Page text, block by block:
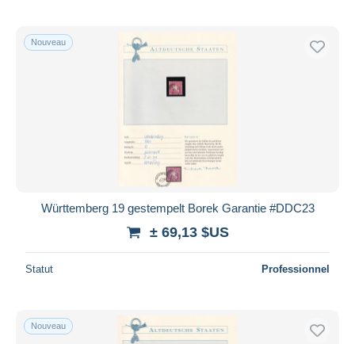
Nouveau
Württemberg 19 gestempelt Borek Garantie #DDC23
± 69,13 $US
Statut Professionnel
Nouveau